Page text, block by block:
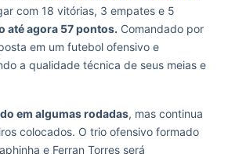
com 18 vitórias, 3 empates e 5
até agora 57 pontos. Comandado por
em um futebol ofensivo e
a qualidade técnica de seus meias e
em algumas rodadas, mas continua
colocados. O trio ofensivo formado
e Ferran Torres será